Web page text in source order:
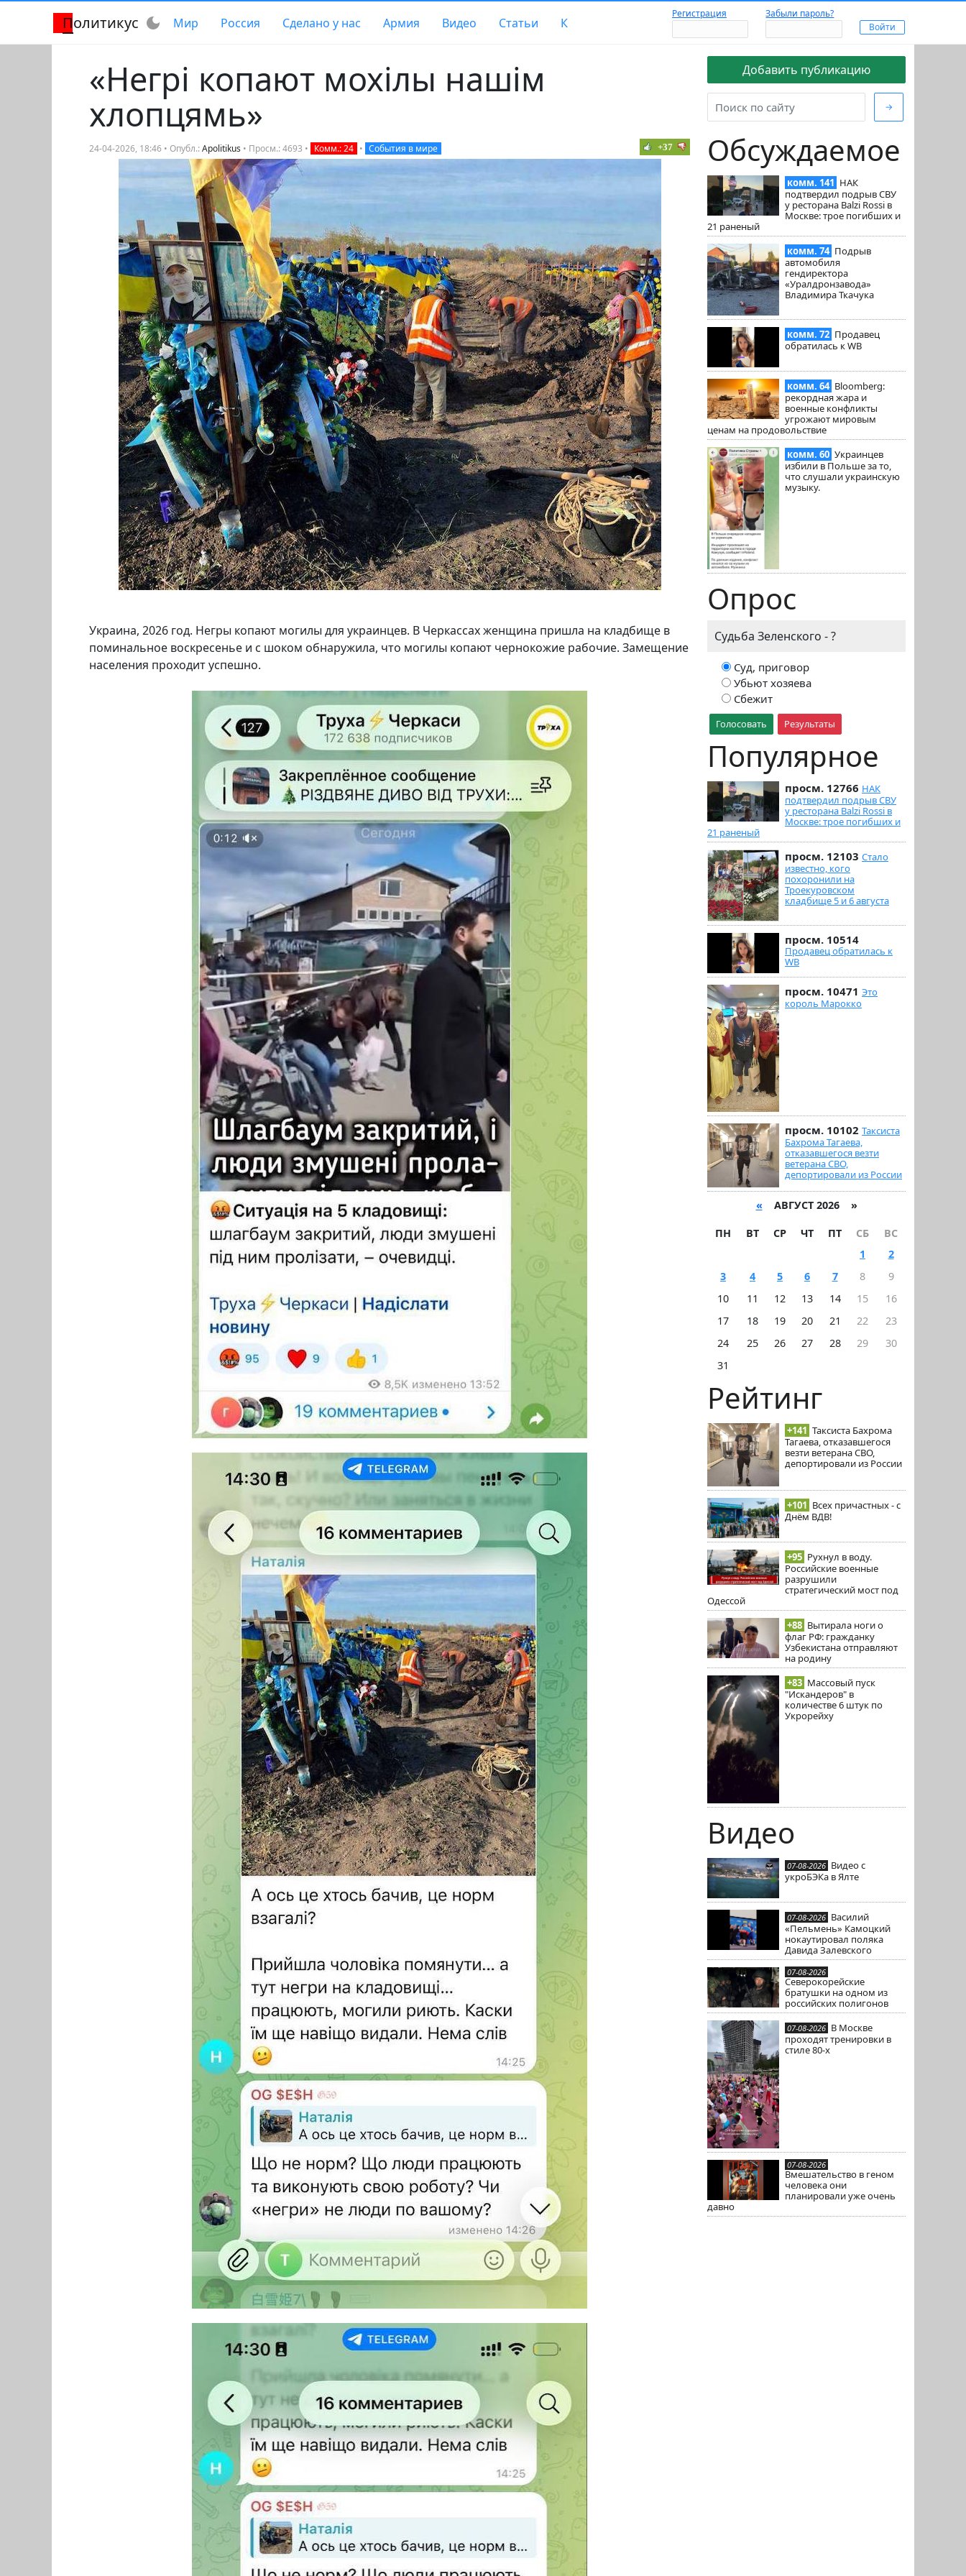
Политикус dark_mode Мир Россия Сделано у нас Армия Видео Статьи К
Регистрация Забыли пароль?
Добавить публикацию
→
Обсуждаемое
комм. 141 НАК
подтвердил подрыв СВУ
у ресторана Balzi Rossi в
Москве: трое погибших и
21 раненый
комм. 74 Подрыв
автомобиля
гендиректора
«Уралдронзавода»
Владимира Ткачука
комм. 72 Продавец
обратилась к WB
комм. 64 Bloomberg:
рекордная жара и
военные конфликты
угрожают мировым
ценам на продовольствие
комм. 60 Украинцев
избили в Польше за то,
что слушали украинскую
музыку.
Опрос
Судьба Зеленского - ?
Суд, приговор
Убьют хозяева
Сбежит
Голосовать Результаты
Популярное
просм. 12766 НАК
подтвердил подрыв СВУ
у ресторана Balzi Rossi в
Москве: трое погибших и
21 раненый
просм. 12103 Стало
известно, кого
похоронили на
Троекуровском
кладбище 5 и 6 августа
просм. 10514
Продавец обратилась к
WB
просм. 10471 Это
король Марокко
просм. 10102 Таксиста
Бахрома Тагаева,
отказавшегося везти
ветерана СВО,
депортировали из России
« АВГУСТ 2026 »
ПН ВТ СР ЧТ ПТ СБ
ВС
1
2
3
4 5 6 7 8
9
10
11 12 13 14 15
16
17
18 19 20 21 22
23
24
25 26 27 28 29
30
31
Рейтинг
+141 Таксиста Бахрома
Тагаева, отказавшегося
везти ветерана СВО,
депортировали из России
+101 Всех причастных - с
Днём ВДВ!
+95 Рухнул в воду.
Российские военные
разрушили
стратегический мост под
Одессой
+88 Вытирала ноги о
флаг РФ: гражданку
Узбекистана отправляют
на родину
+83 Массовый пуск
"Искандеров" в
количестве 6 штук по
Укрорейху
Видео
07-08-2026 Видео с
укроБЭКа в Ялте
07-08-2026 Василий
«Пельмень» Камоцкий
нокаутировал поляка
Давида Залевского
07-08-2026
Северокорейские
братушки на одном из
российских полигонов
07-08-2026 В Москве
проходят тренировки в
стиле 80-х
07-08-2026
Вмешательство в геном
человека они
планировали уже очень
давно
«Негрi копают мохiлы нашiм
хлопцямь»
24-04-2026, 18:46 • Опубл.:Apolitikus • Просм.: 4693 • Комм.: 24 • События в мире +37
Украина, 2026 год. Негры копают могилы для украинцев. В Черкассах женщина пришла на кладбище в
поминальное воскресенье и с шоком обнаружила, что могилы копают чернокожие рабочие. Замещение
населения проходит успешно.